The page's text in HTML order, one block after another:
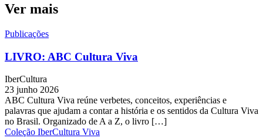
Ver mais
Publicações
LIVRO: ABC Cultura Viva
IberCultura
23 junho 2026
ABC Cultura Viva reúne verbetes, conceitos, experiências e
palavras que ajudam a contar a história e os sentidos da Cultura Viva
no Brasil. Organizado de A a Z, o livro […]
Coleção IberCultura Viva